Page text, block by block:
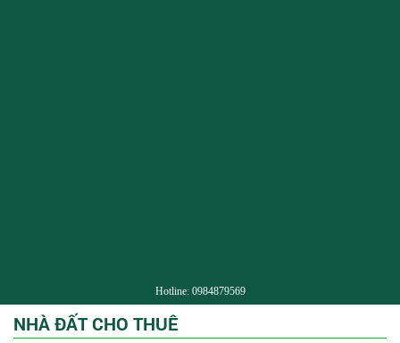
Hotline: 0984879569
NHÀ ĐẤT CHO THUÊ